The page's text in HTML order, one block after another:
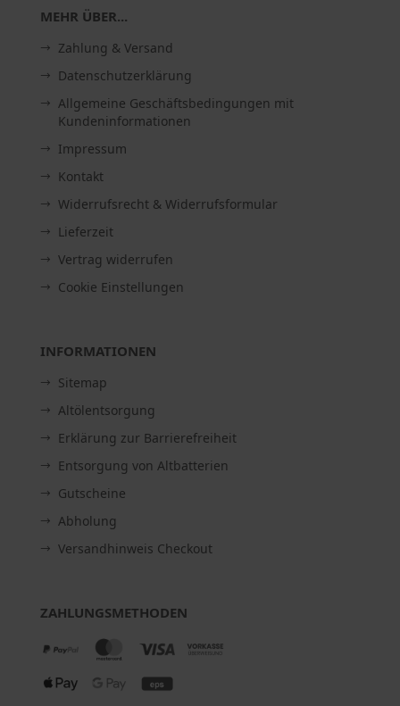
MEHR ÜBER...
Zahlung & Versand
Datenschutzerklärung
Allgemeine Geschäftsbedingungen mit
Kundeninformationen
Impressum
Kontakt
Widerrufsrecht & Widerrufsformular
Lieferzeit
Vertrag widerrufen
Cookie Einstellungen
INFORMATIONEN
Sitemap
Altölentsorgung
Erklärung zur Barrierefreiheit
Entsorgung von Altbatterien
Gutscheine
Abholung
Versandhinweis Checkout
ZAHLUNGSMETHODEN